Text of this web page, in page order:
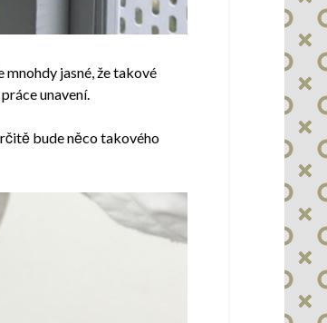
jasné, že takové
unavení.
bude něco takového